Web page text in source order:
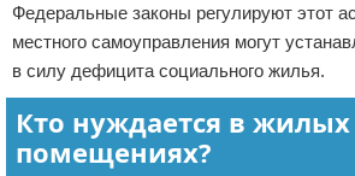
Федеральные законы регулируют этот
местного самоуправления могут
в силу дефицита социального жилья.
Кто нуждается в жилых
помещениях?